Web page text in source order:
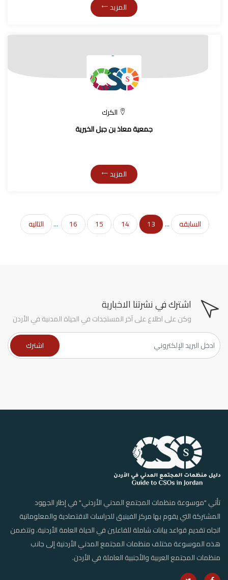
المزيد
الكرك
جمعية معاذ بن جبل الخيرية
المزيد
السابقه ...
13
14
15
16
... التاليه
اشترك في نشرتنا الاخبارية
وكن على اطلاع على آخر المستجدات في الحياة المدنية في الأردن
تأتي "موسوعة منظمات المجتمع المدني الأردني" في إطار الجهود
المشتركة التي يقوم بها مركز الفينيق للدراسات الاقتصادية والمعلوماتية
اتجاه تقديم قواعد بيانات شاملة للفاعلين في الحياة العامة الأردنية. وتتضمن
هذه الموسوعة مختلف منظمات المجتمع المدني الأردنية إلى جانب
منظمات المجتمع العربية والأجنبية العاملة في الأردن.